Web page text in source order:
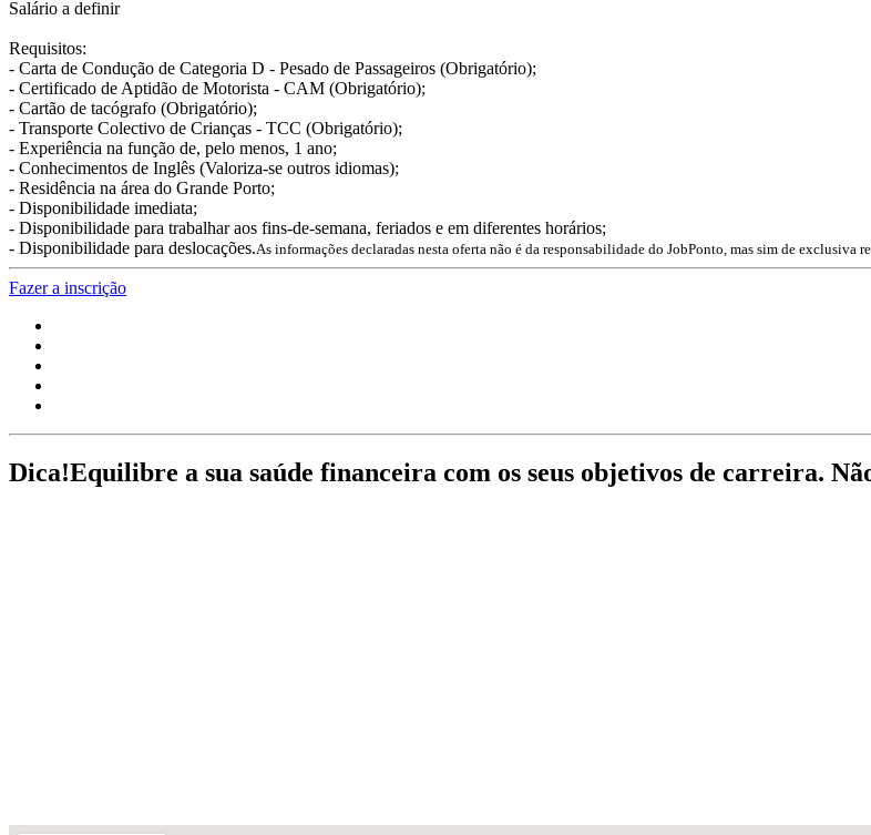
Salário a definir
Requisitos:
- Carta de Condução de Categoria D - Pesado de Passageiros (Obrigatório);
- Certificado de Aptidão de Motorista - CAM (Obrigatório);
- Cartão de tacógrafo (Obrigatório);
- Transporte Colectivo de Crianças - TCC (Obrigatório);
- Experiência na função de, pelo menos, 1 ano;
- Conhecimentos de Inglês (Valoriza-se outros idiomas);
- Residência na área do Grande Porto;
- Disponibilidade imediata;
- Disponibilidade para trabalhar aos fins-de-semana, feriados e em diferentes horários;
- Disponibilidade para deslocações.As informações declaradas nesta oferta não é da responsabilidade do JobPonto, mas sim de exclusiva
Fazer a inscrição
Dica!Equilibre a sua saúde financeira com os seus objetivos de carreira.